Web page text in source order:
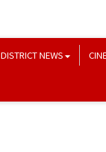
DISTRICT NEWS